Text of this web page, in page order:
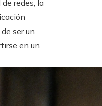
redes, la
ser un
en un